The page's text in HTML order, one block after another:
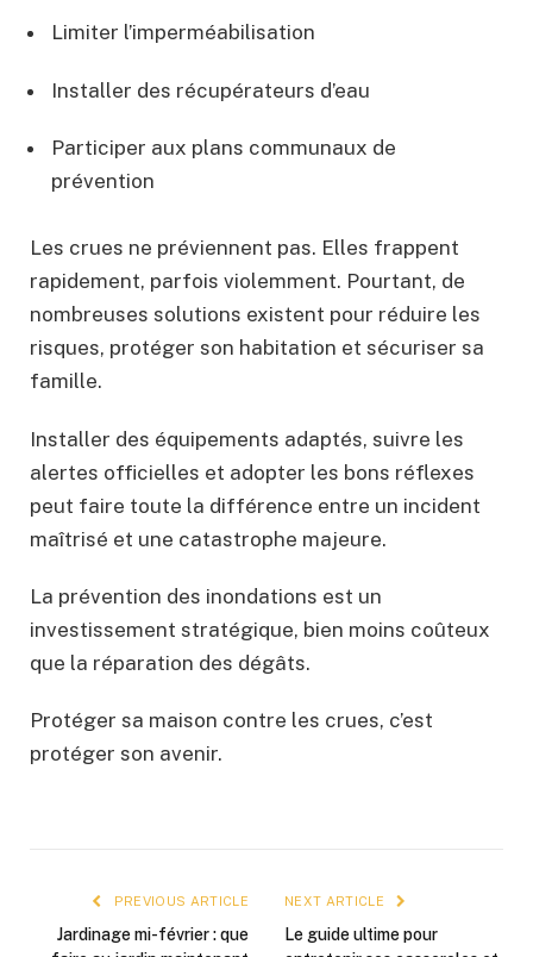
Limiter l’imperméabilisation
Installer des récupérateurs d’eau
Participer aux plans communaux de
prévention
Les crues ne préviennent pas. Elles frappent
rapidement, parfois violemment. Pourtant, de
nombreuses solutions existent pour réduire les
risques, protéger son habitation et sécuriser sa
famille.
Installer des équipements adaptés, suivre les
alertes officielles et adopter les bons réflexes
peut faire toute la différence entre un incident
maîtrisé et une catastrophe majeure.
La prévention des inondations est un
investissement stratégique, bien moins coûteux
que la réparation des dégâts.
Protéger sa maison contre les crues, c’est
protéger son avenir.
PREVIOUS ARTICLE
Jardinage mi-février : que
NEXT ARTICLE
Le guide ultime pour